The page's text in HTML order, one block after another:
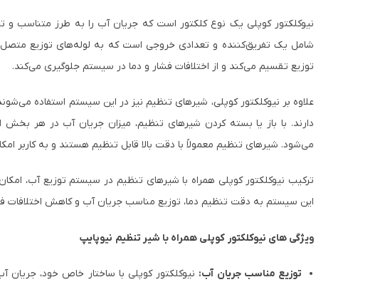
نیوکلکتور کوپلی یک نوع کلکتور است که جریان آب را به طرز متناسب و
شامل یک تفریق‌کننده و تعدادی خروجی است که به لوله‌های توزیع متصل
توزیع تقسیم می‌کند و از اختلافات فشار و دما در سیستم جلوگیری می‌کند.
علاوه بر نیوکلکتور کوپلی، شیرهای تنظیم نیز در این سیستم استفاده
دارند. با باز یا بسته کردن شیرهای تنظیم، میزان جریان آب در هر
می‌شود. شیرهای تنظیم معمولاً با دقت بالا قابل تنظیم هستند و به کاربر
ترکیب نیوکلکتور کوپلی همراه با شیرهای تنظیم در سیستم توزیع آب،
این سیستم به دقت تنظیم دما، توزیع مناسب جریان آب و کاهش اختلافات
ویژگی های نیوکلکتور کوپلی همراه با شیر تنظیم نیوپایپ
توزیع مناسب جریان آب: نیوکلکتور کوپلی با ساختار خاص خود،